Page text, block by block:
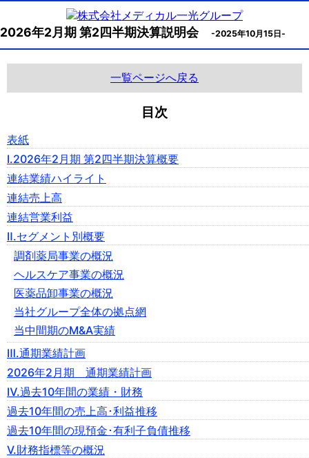
2026年2月期 第2四半期決算説明会 -2025年10月15日-
一覧ページへ戻る
目次
表紙
Ⅰ.2026年2月期 第2四半期決算概要
連結業績ハイライト
連結売上高
連結営業利益
Ⅱ.セグメント別概要
調剤薬局事業の概況
ヘルスケア事業の概況
医薬品卸事業の概況
当社グループ全体の拠点網
当中間期のM&A実績
Ⅲ.通期業績計画
2026年2月期 通期業績計画
Ⅳ.過去10年間の業績・財務
過去10年間の売上高･利益推移
過去10年間の現預金･有利子負債推移
Ⅴ.財務指標等の概況